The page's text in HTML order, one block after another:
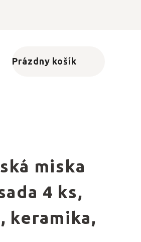
Nákupný košík
Prázdny košík
miska
4 ks,
keramika,